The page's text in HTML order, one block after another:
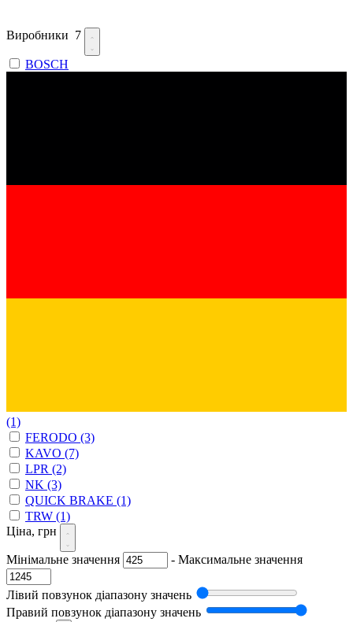
Виробники 7
BOSCH
(1)
FERODO (3)
KAVO (7)
LPR (2)
NK (3)
QUICK BRAKE (1)
TRW (1)
Ціна, грн
Мінімальне значення - Максимальне значення
Лівий повзунок діапазону значень
Правий повзунок діапазону значень